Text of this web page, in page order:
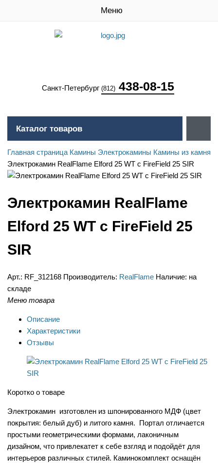
Меню
Санкт-Петербург (812) 438-08-15
Каталог товаров
Главная страница Камины Электрокамины Камины из камня
Электрокамин RealFlame Elford 25 WT с FireField 25 SIR
Электрокамин RealFlame
Elford 25 WT с FireField 25
SIR
Арт.: RF_312168 Производитель: RealFlame Наличие: на
складе
Меню товара
Описание
Характеристики
Отзывы
Коротко о товаре
Электрокамин изготовлен из шпонированного МДФ (цвет
покрытия: белый дуб) и литого камня. Портал отличается
простыми геометрическими формами, лаконичным
дизайном, что привлекатет к себе взгляд и подойдёт для
интерьеров различных стилей. Каминокомплект оснащён